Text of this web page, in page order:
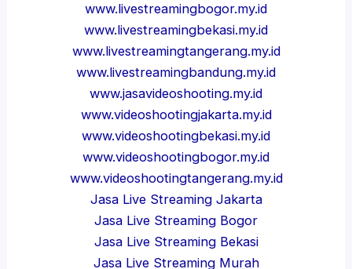
www.livestreamingbogor.my.id
www.livestreamingbekasi.my.id
www.livestreamingtangerang.my.id
www.livestreamingbandung.my.id
www.jasavideoshooting.my.id
www.videoshootingjakarta.my.id
www.videoshootingbekasi.my.id
www.videoshootingbogor.my.id
www.videoshootingtangerang.my.id
Jasa Live Streaming Jakarta
Jasa Live Streaming Bogor
Jasa Live Streaming Bekasi
Jasa Live Streaming Murah